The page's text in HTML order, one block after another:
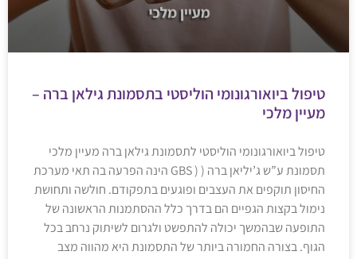
טיפול ביואורגונומי הוליסטי בתסמונת גילאן ברה –
מעיין מלכי
טיפול ביואורגונומי הוליסטי לתסמונת גילאן ברה מעיין מלכי
תסמונת ע”ש ג’יליאן ברה ( ( GBS הינה הפרעה בה תאי מערכת
החיסון תוקפים את העצבים ופוגעים בתפקודם. חולשה ותחושת
נימול בקצות הגפיים הם בדרך כלל ההסתמנות הראשונה של
התופעה שבהמשך יכולה להתפשט ולגרום לשיתוק נרחב בכל
הגוף. בצורה החמורה ביותר של התסמונת היא מהווה מצב